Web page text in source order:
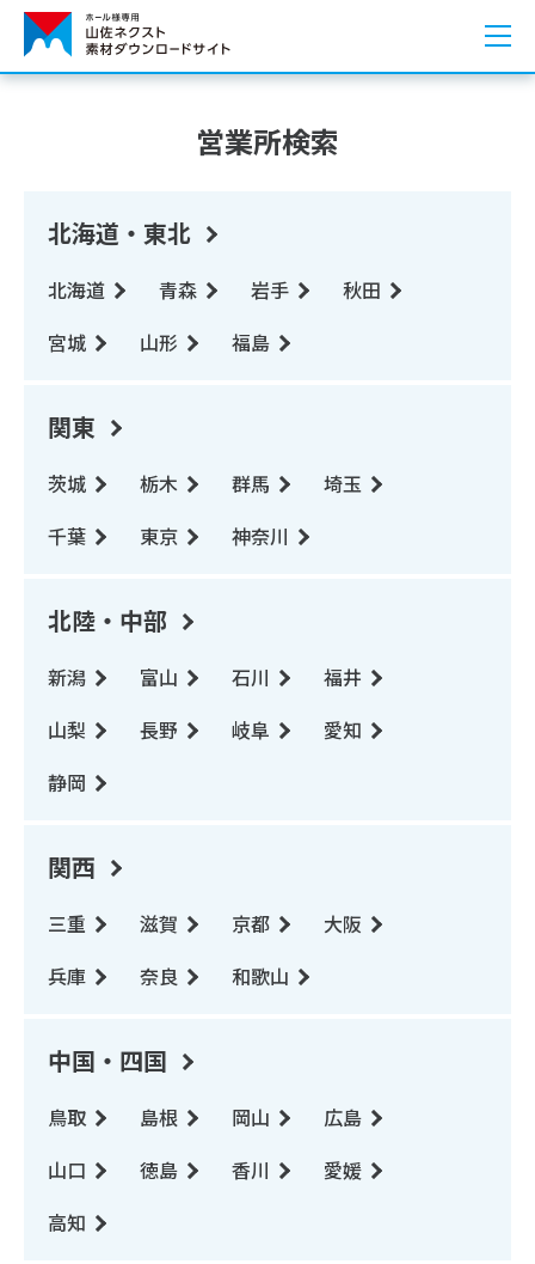
営業所検索
北海道・東北
北海道 青森 岩手
秋田
宮城
山形 福島
関東
茨城 栃木 群馬
埼玉
千葉
東京 神奈川
北陸・中部
新潟 富山 石川
福井
山梨
長野 岐阜
愛知
静岡
関西
三重 滋賀 京都
大阪
兵庫
奈良 和歌山
中国・四国
鳥取 島根 岡山
広島
山口
徳島 香川
愛媛
高知